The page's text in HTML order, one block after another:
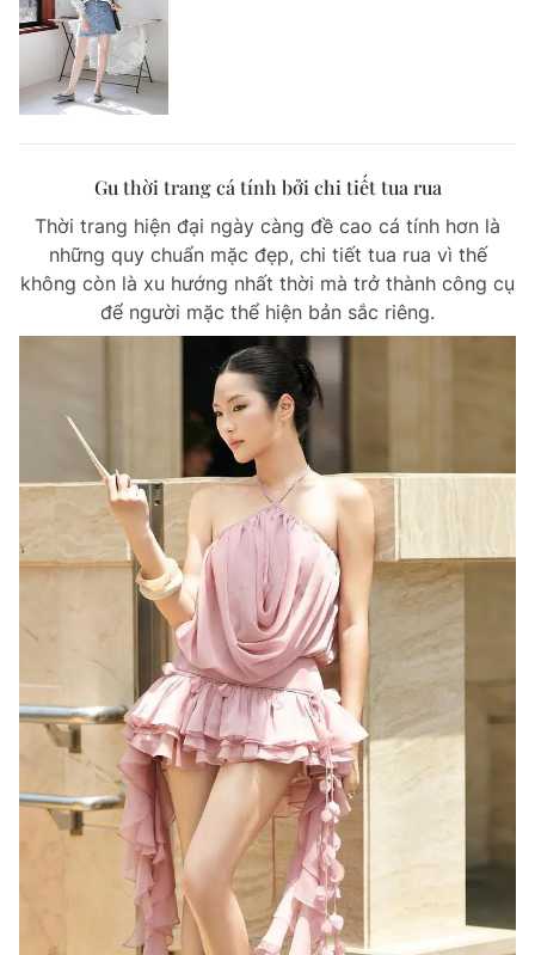
Gu thời trang cá tính bởi chi tiết tua rua
Thời trang hiện đại ngày càng đề cao cá tính hơn là
những quy chuẩn mặc đẹp, chi tiết tua rua vì thế
không còn là xu hướng nhất thời mà trở thành công cụ
để người mặc thể hiện bản sắc riêng.